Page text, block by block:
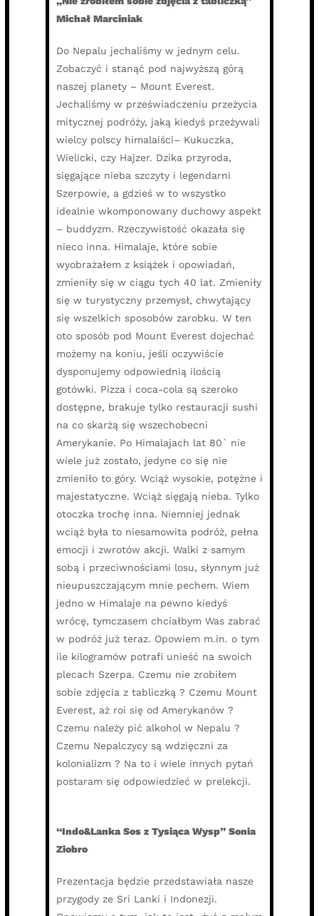
Michał Marciniak
Do Nepalu jechaliśmy w jednym celu.
Zobaczyć i stanąć pod najwyższą górą
naszej planety – Mount Everest.
Jechaliśmy w przeświadczeniu przeżycia
mitycznej podróży, jaką kiedyś przeżywali
wielcy polscy himalaiści– Kukuczka,
Wielicki, czy Hajzer. Dzika przyroda,
sięgające nieba szczyty i legendarni
Szerpowie, a gdzieś w to wszystko
idealnie wkomponowany duchowy aspekt
– buddyzm. Rzeczywistość okazała się
nieco inna. Himalaje, które sobie
wyobrażałem z książek i opowiadań,
zmieniły się w ciągu tych 40 lat. Zmieniły
się w turystyczny przemysł, chwytający
się wszelkich sposobów zarobku. W ten
oto sposób pod Mount Everest dojechać
możemy na koniu, jeśli oczywiście
dysponujemy odpowiednią ilością
gotówki. Pizza i coca-cola są szeroko
dostępne, brakuje tylko restauracji sushi
na co skarżą się wszechobecni
Amerykanie. Po Himalajach lat 80` nie
wiele już zostało, jedyne co się nie
zmieniło to góry. Wciąż wysokie, potężne i
majestatyczne. Wciąż sięgają nieba. Tylko
otoczka trochę inna. Niemniej jednak
wciąż była to niesamowita podróż, pełna
emocji i zwrotów akcji. Walki z samym
sobą i przeciwnościami losu, słynnym już
nieupuszczającym mnie pechem. Wiem
jedno w Himalaje na pewno kiedyś
wrócę, tymczasem chciałbym Was zabrać
w podróż już teraz. Opowiem m.in. o tym
ile kilogramów potrafi unieść na swoich
plecach Szerpa. Czemu nie zrobiłem
sobie zdjęcia z tabliczką ? Czemu Mount
Everest, aż roi się od Amerykanów ?
Czemu należy pić alkohol w Nepalu ?
Czemu Nepalczycy są wdzięczni za
kolonializm ? Na to i wiele innych pytań
postaram się odpowiedzieć w prelekcji.
“Indo&Lanka Sos z Tysiąca Wysp” Sonia
Ziobro
Prezentacja będzie przedstawiała nasze
przygody ze Sri Lanki i Indonezji.